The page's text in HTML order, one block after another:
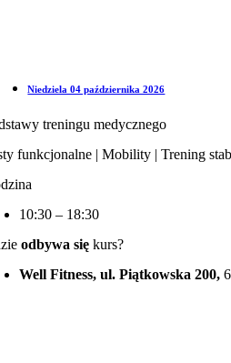
Niedziela 04 października 2026
treningu medycznego
funkcjonalne | Mobility | Trening
10:30 – 18:30
odbywa się kurs?
Well Fitness, ul. Piątkowska 200,